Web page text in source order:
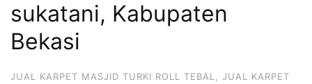
sukatani, Kabupaten
Bekasi
JUAL KARPET MASJID TURKI ROLL TEBAL
JUAL KARPET